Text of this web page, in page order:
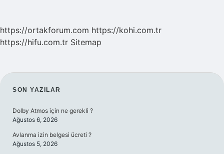
https://ortakforum.com https://kohi.com.tr
https://hifu.com.tr Sitemap
SIDEBAR
SON YAZILAR
Dolby Atmos için ne gerekli ?
Ağustos 6, 2026
Avlanma izin belgesi ücreti ?
Ağustos 5, 2026